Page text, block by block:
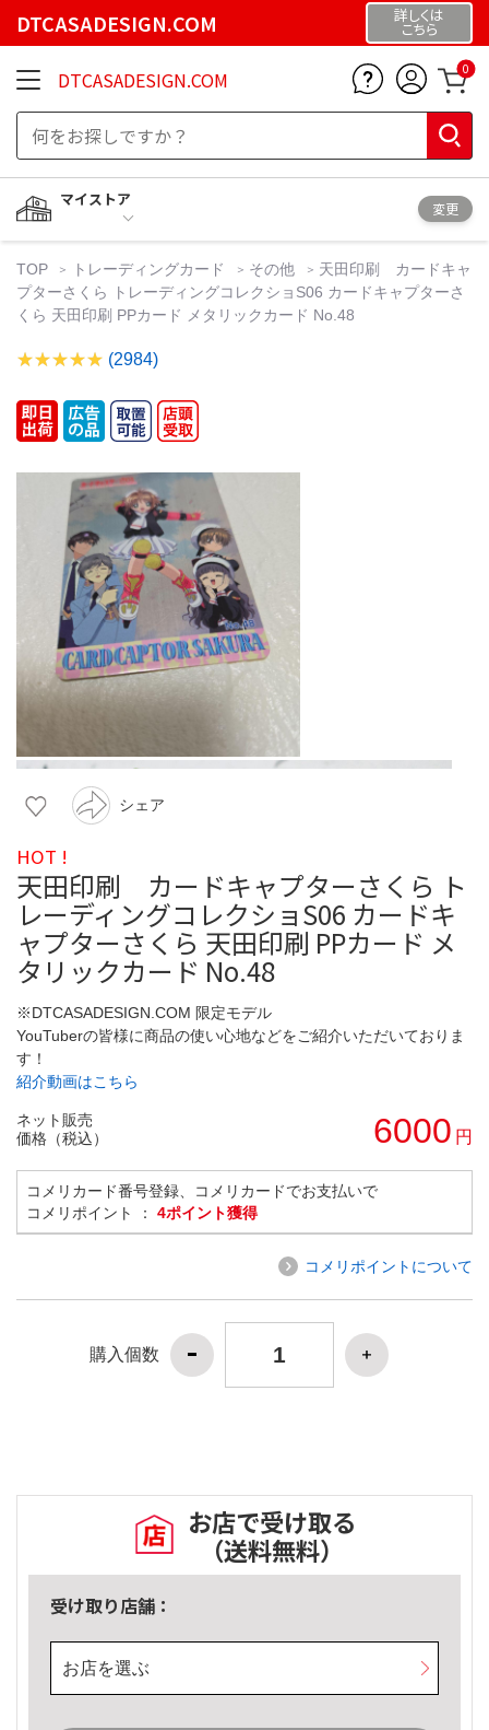
DTCASADESIGN.COM 詳しくは
こちら
DTCASADESIGN.COM 0
マイストア
変更
TOP トレーディングカード その他
天田印刷 カードキャ
プターさくら トレーディングコレクショS06 カードキャプターさ
くら 天田印刷 PPカード メタリックカード No.48
(2984)
シェア
HOT !
天田印刷 カードキャプターさくら ト
レーディングコレクショS06 カードキ
ャプターさくら 天田印刷 PPカード メ
タリックカード No.48
※DTCASADESIGN.COM 限定モデル
YouTuberの皆様に商品の使い心地などをご紹介いただいておりま
す！
紹介動画はこちら
ネット販売
価格（税込）
6000 円
コメリカード番号登録、コメリカードでお支払いで
コメリポイント ： 4ポイント獲得
コメリポイントについて
購入個数
お店で受け取る
（送料無料）
受け取り店舗：
お店を選ぶ